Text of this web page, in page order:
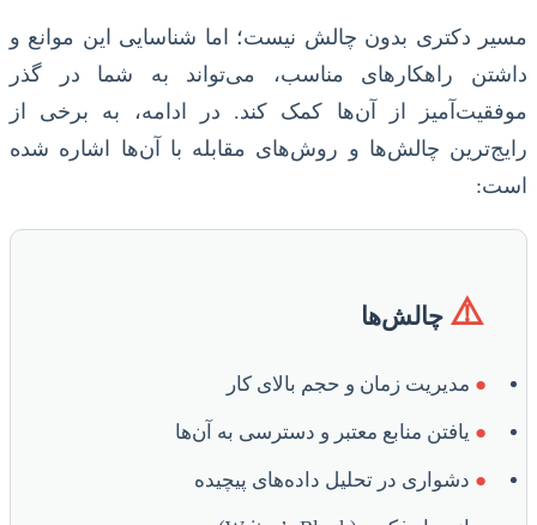
مسیر دکتری بدون چالش نیست؛ اما شناسایی این موانع و
داشتن راهکارهای مناسب، می‌تواند به شما در گذر
موفقیت‌آمیز از آن‌ها کمک کند. در ادامه، به برخی از
رایج‌ترین چالش‌ها و روش‌های مقابله با آن‌ها اشاره شده
است:
⚠️ چالش‌ها
● مدیریت زمان و حجم بالای کار
● یافتن منابع معتبر و دسترسی به آن‌ها
● دشواری در تحلیل داده‌های پیچیده